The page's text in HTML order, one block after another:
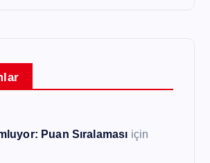
Puan Sıralaması için